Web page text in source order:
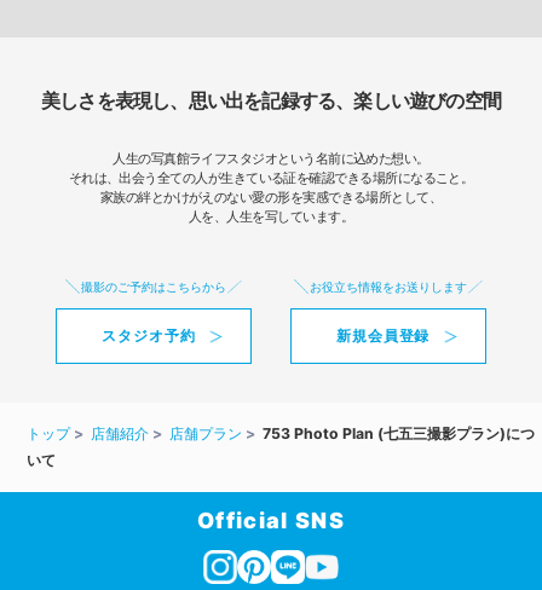
美しさを表現し、思い出を記録する、楽しい遊びの空間
人生の写真館ライフスタジオという名前に込めた想い。
それは、出会う全ての人が生きている証を確認できる場所になること。
家族の絆とかけがえのない愛の形を実感できる場所として、
人を、人生を写しています。
撮影のご予約はこちらから
スタジオ予約
お役立ち情報をお送りします
新規会員登録
トップ 店舗紹介 店舗プラン
753 Photo Plan (七五三撮影プラン)につ
いて
Official SNS